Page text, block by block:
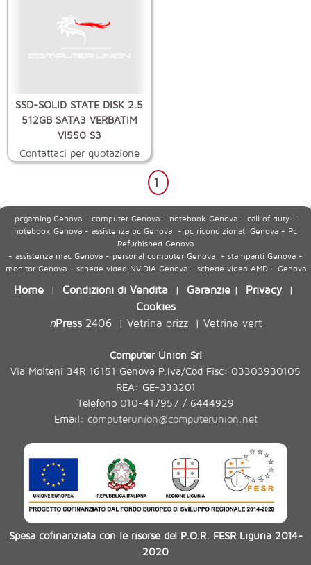
SSD-SOLID STATE DISK 2.5
512GB SATA3 VERBATIM
VI550 S3
Contattaci per quotazione
1
pcgaming Genova - computer Genova - notebook Genova - call of duty -
notebook Genova - assistenza pc Genova - pc ricondizionati Genova - Pc
Refurbished Genova
- assistenza mac Genova - personal computer Genova - stampanti Genova -
monitor Genova - schede video NVIDIA Genova - schede video AMD - Genova
Home | Condizioni di Vendita | Garanzie | Privacy|
Cookies
nPress2406| Vetrina orizz| Vetrina vert
Computer Union Srl
Via Molteni 34R 16151 Genova P.Iva/Cod Fisc: 03303930105
REA: GE-333201
Telefono 010-417957 / 6444929
Email: computerunion@computerunion.net
Spesa cofinanziata con le risorse del P.O.R. FESR Liguria 2014-
2020